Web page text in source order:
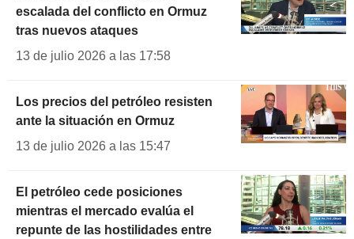
escalada del conflicto en Ormuz
tras nuevos ataques
13 de julio 2026 a las 17:58
Los precios del petróleo resisten
ante la situación en Ormuz
13 de julio 2026 a las 15:47
El petróleo cede posiciones
mientras el mercado evalúa el
repunte de las hostilidades entre